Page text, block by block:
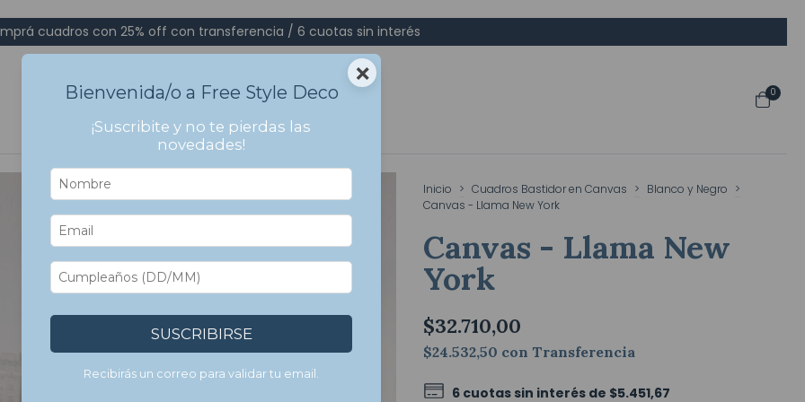
cuadros con 25% off con transferencia / 6 cuotas sin interés
0
Inicio > Cuadros Bastidor en Canvas > Blanco y Negro >
Canvas - Llama New York
Canvas - Llama New
York
$32.710,00
$24.532,50 con Transferencia
6 cuotas sin interés de $5.451,67
×
Bienvenida/o a Free Style Deco
¡Suscribite y no te pierdas las
novedades!
SUSCRIBIRSE
Recibirás un correo para validar tu email.